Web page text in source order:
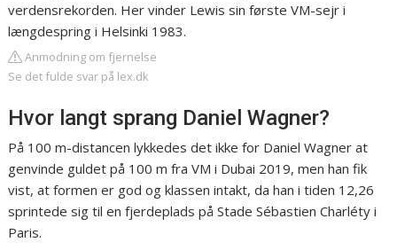
verdensrekorden. Her vinder Lewis sin første VM-sejr i
længdespring i Helsinki 1983.
Anmodning om fjernelse
Se det fulde svar på lex.dk
Hvor langt sprang Daniel Wagner?
På 100 m-​distancen lykkedes det ikke for Daniel Wagner at
genvinde guldet på 100 m fra VM i Dubai 2019, men han fik
vist, at formen er god og klassen intakt, da han i tiden 12,26
sprintede sig til en fjerdeplads på Stade Sébastien Charléty i
Paris.